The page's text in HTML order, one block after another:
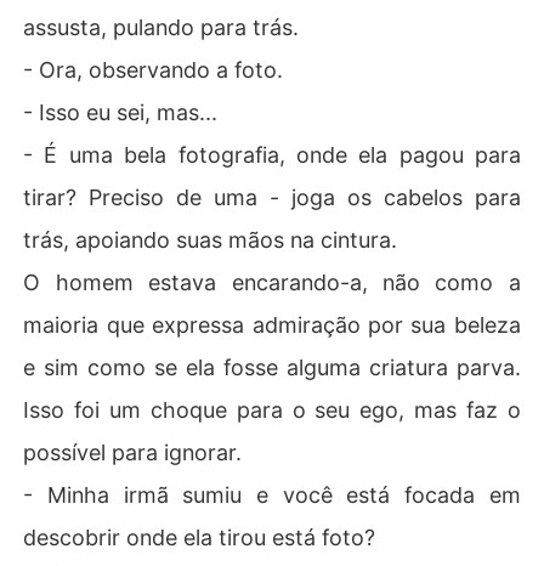
assusta, pulando para trás.
- Ora, observando a foto.
- Isso eu sei, mas...
- É uma bela fotografia, onde ela pagou para
tirar? Preciso de uma - joga os cabelos para
trás, apoiando suas mãos na cintura.
O homem estava encarando-a, não como a
maioria que expressa admiração por sua beleza
e sim como se ela fosse alguma criatura parva.
Isso foi um choque para o seu ego, mas faz o
possível para ignorar.
- Minha irmã sumiu e você está focada em
descobrir onde ela tirou está foto?